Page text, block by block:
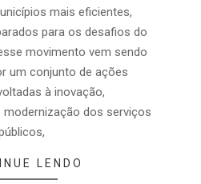
mais eficientes,
para os desafios do
movimento vem sendo
um conjunto de ações
à inovação,
dos serviços
LENDO